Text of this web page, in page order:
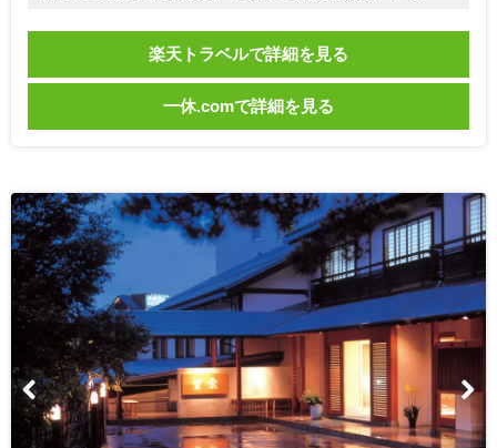
楽天トラベルで詳細を見る
一休.comで詳細を見る